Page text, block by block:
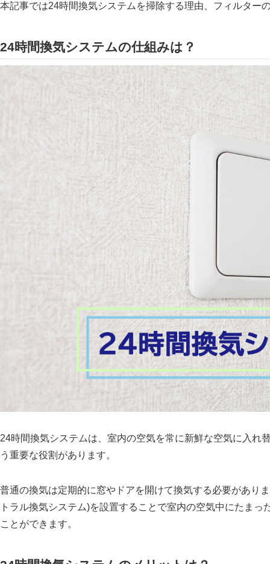
本記事では24時間換気システムを掃除する理由、フィルター
24時間換気システムの仕組みは？
24時間換気システムは、室内の空気を常に新鮮な空気に入れ
う重要な役割があります。
普通の換気は定期的に窓やドアを開けて換気する必要があり
トラル換気システム)を設置することで室内の空気中にたま
ことができます。